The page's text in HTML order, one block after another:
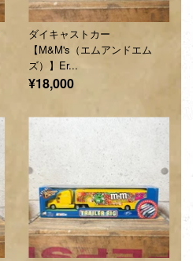
ダイキャストカー
【M&M's（エムアンドエム
ズ）】Er...
通
価
¥18,000